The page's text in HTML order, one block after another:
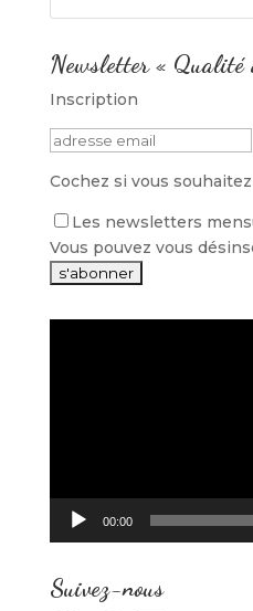
Newsletter «
Inscription
Cochez si vous
Les newsletters
Vous pouvez vous
00:00
Suivez-nous